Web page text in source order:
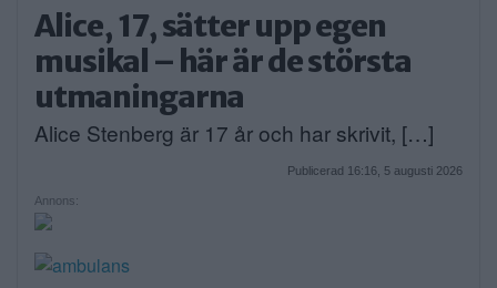
Alice, 17, sätter upp egen
musikal – här är de största
utmaningarna
Alice Stenberg är 17 år och har skrivit, […]
Publicerad 16:16, 5 augusti 2026
Annons: